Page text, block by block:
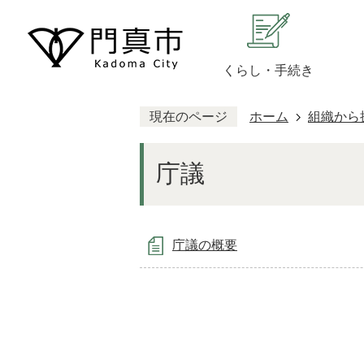
くらし・手続き
現在のページ ホーム 組織から
庁議
庁議の概要